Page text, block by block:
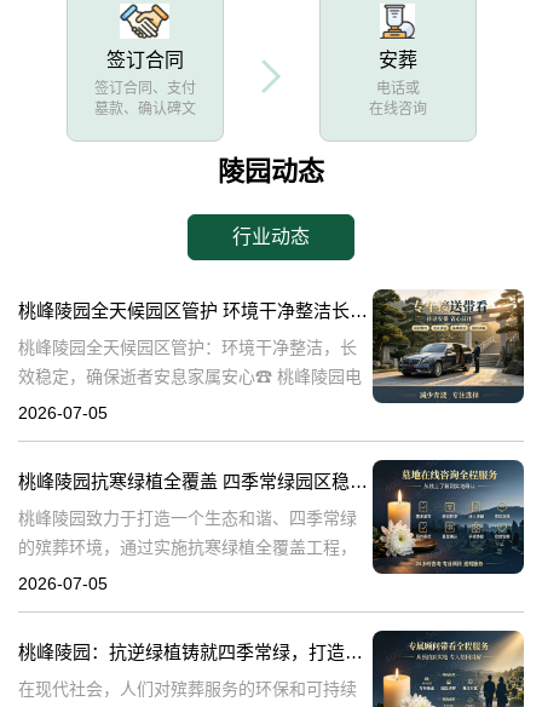
签订合同
签订合同、支付
墓款、确认碑文
安葬
电话或
在线咨询
陵园动态
行业动态
桃峰陵园全天候园区管护 环境干净整洁长效稳定，确保逝者安息家属安心
桃峰陵园全天候园区管护：环境干净整洁，长
效稳定，确保逝者安息家属安心☎ 桃峰陵园电
话:400-838-5063在生命的终点，我们最希望的
2026-07-05
桃峰陵园抗寒绿植全覆盖 四季常绿园区稳定美观：打造生态和谐殡葬环境
桃峰陵园致力于打造一个生态和谐、四季常绿
的殡葬环境，通过实施抗寒绿植全覆盖工程，
不仅提升了园区的美观度，也确保了园区的稳
2026-07-05
桃峰陵园：抗逆绿植铸就四季常绿，打造生态绿色殡葬典范
在现代社会，人们对殡葬服务的环保和可持续